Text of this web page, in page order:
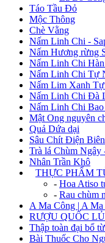
Táo Tầu Đỏ
Mộc Thông
Chè Vằng
Nấm Linh Chi -
Nấm Hương rừng
Nấm Linh Chi
Nấm Linh Chi Tự
Nấm Lim Xanh
Nấm Linh Chi Đà
Nấm Linh Chi
Mật Ong nguyên
Quả Dứa dại
Sâu Chít Điện Biên
Trà lá Chùm
Nhân Trần Khô
THỰC PHẨM
- Hoa Atiso
- Rau chùm
A Ma Công | A
RƯỢU QUỐC
Thập toàn đại bổ
Bài Thuốc Cho